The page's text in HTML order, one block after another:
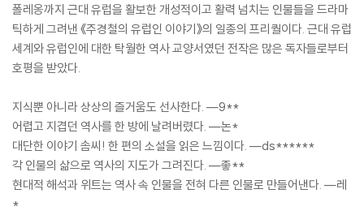
폴레옹까지 근대 유럽을 활보한 개성적이고 활력 넘치는 인물들을 드라마
틱하게 그려낸 《주경철의 유럽인 이야기》의 일종의 프리퀄이다. 근대 유럽
세계와 유럽인에 대한 탁월한 역사 교양서였던 전작은 많은 독자들로부터
호평을 받았다.
지식뿐 아니라 상상의 즐거움도 선사한다. ―9**
어렵고 지겹던 역사를 한 방에 날려버렸다. ―논*
대단한 이야기 솜씨! 한 편의 소설을 읽은 느낌이다. ―ds******
각 인물의 삶으로 역사의 지도가 그려진다. ―좋**
현대적 해석과 위트는 역사 속 인물을 전혀 다른 인물로 만들어낸다. ―레
*